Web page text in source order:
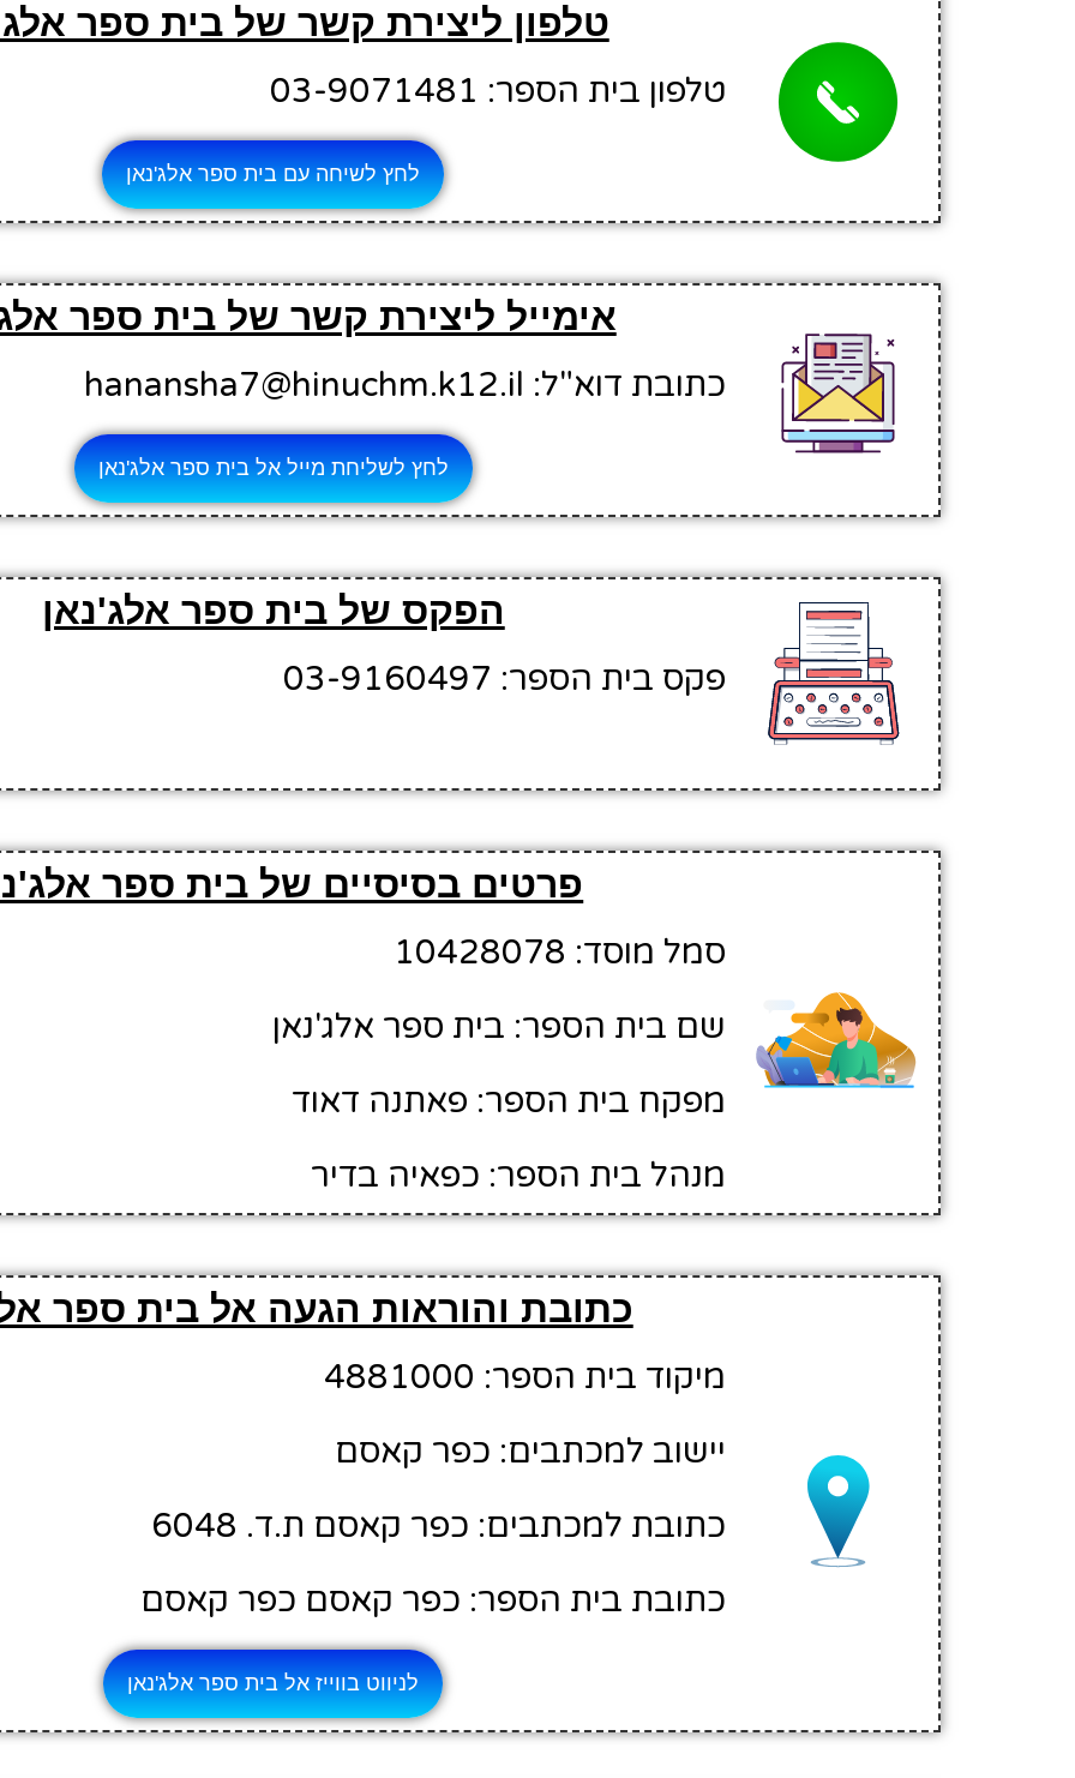
טלפון ליצירת קשר של בית ספר
טלפון בית הספר: 03-9071481
לחץ לשיחה עם בית ספר אלג'נאן
אימייל ליצירת קשר של בית ספר
כתובת דוא"ל: hanansha7@hinuchm.k12.il
לחץ לשליחת מייל אל בית ספר אלג'נאן
הפקס של בית ספר אלג'נאן
פקס בית הספר: 03-9160497
פרטים בסיסיים של בית ספר
סמל מוסד: 10428078
שם בית הספר: בית ספר אלג'נאן
מפקח בית הספר: פאתנה דאוד
מנהל בית הספר: כפאיה בדיר
כתובת והוראות הגעה אל בית ספר
מיקוד בית הספר: 4881000
יישוב למכתבים: כפר קאסם
כתובת למכתבים: כפר קאסם ת.ד. 6048
כתובת בית הספר: כפר קאסם כפר קאסם
לניווט בווייז אל בית ספר אלג'נאן